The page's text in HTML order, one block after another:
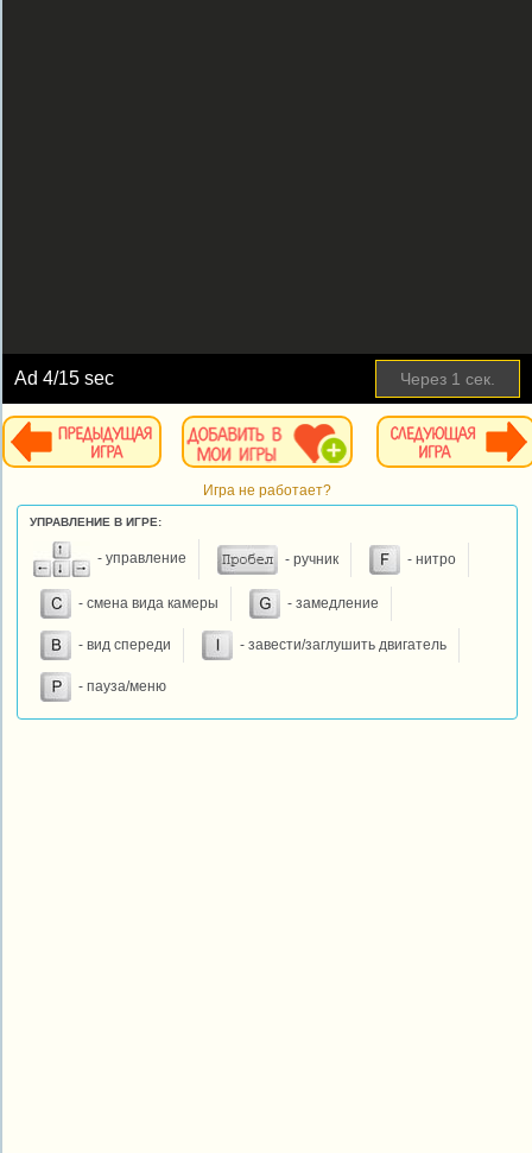
Ad4/15 sec Через 1 сек.
Игра не работает?
УПРАВЛЕНИЕ В ИГРЕ:
- управление - ручник - нитро
- смена вида камеры - замедление
- вид спереди - завести/заглушить двигатель
- пауза/меню